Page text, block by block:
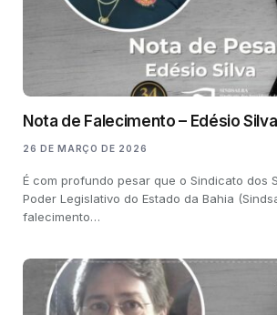
Nota de Falecimento – Edésio Silva
26 DE MARÇO DE 2026
É com profundo pesar que o Sindicato dos
Poder Legislativo do Estado da Bahia
falecimento…